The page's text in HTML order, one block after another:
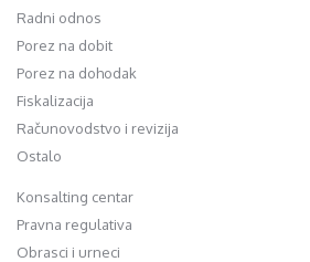
Radni odnos
Porez na dobit
Porez na dohodak
Fiskalizacija
Računovodstvo i revizija
Ostalo
Konsalting centar
Pravna regulativa
Obrasci i urneci